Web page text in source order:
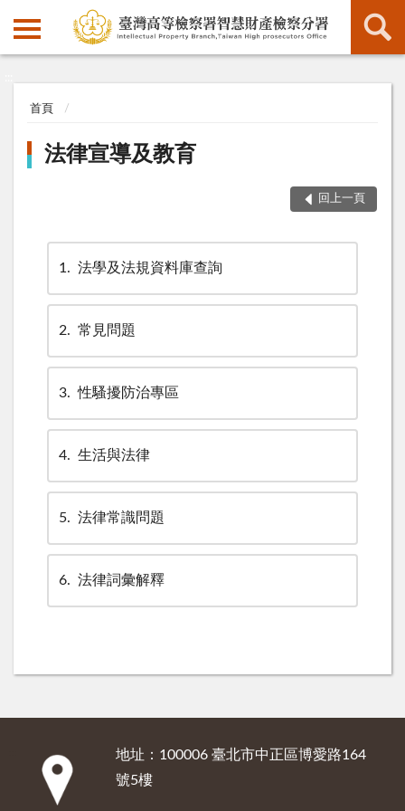
首頁
法律宣導及教育
回上一頁
1 法學及法規資料庫查詢
2 常見問題
3 性騷擾防治專區
4 生活與法律
5 法律常識問題
6 法律詞彙解釋
地址：100006 臺北市中正區博愛路164
號5樓